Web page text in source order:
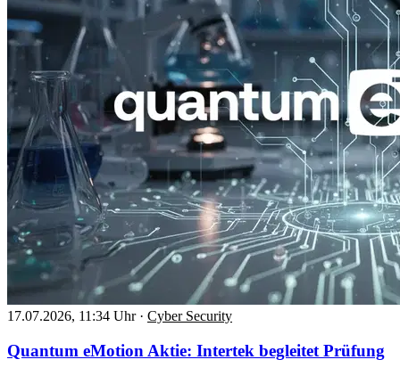
17.07.2026, 11:34 Uhr · Cyber Security
Quantum eMotion Aktie: Intertek begleitet Prüfung